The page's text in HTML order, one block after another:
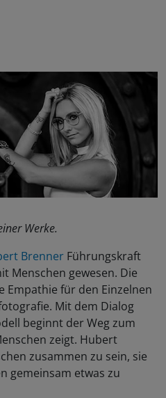
Werke.
Brenner Führungskraft
Menschen gewesen. Die
Empathie für den Einzelnen
Mit dem Dialog
beginnt der Weg zum
zeigt. Hubert
zusammen zu sein, sie
gemeinsam etwas zu